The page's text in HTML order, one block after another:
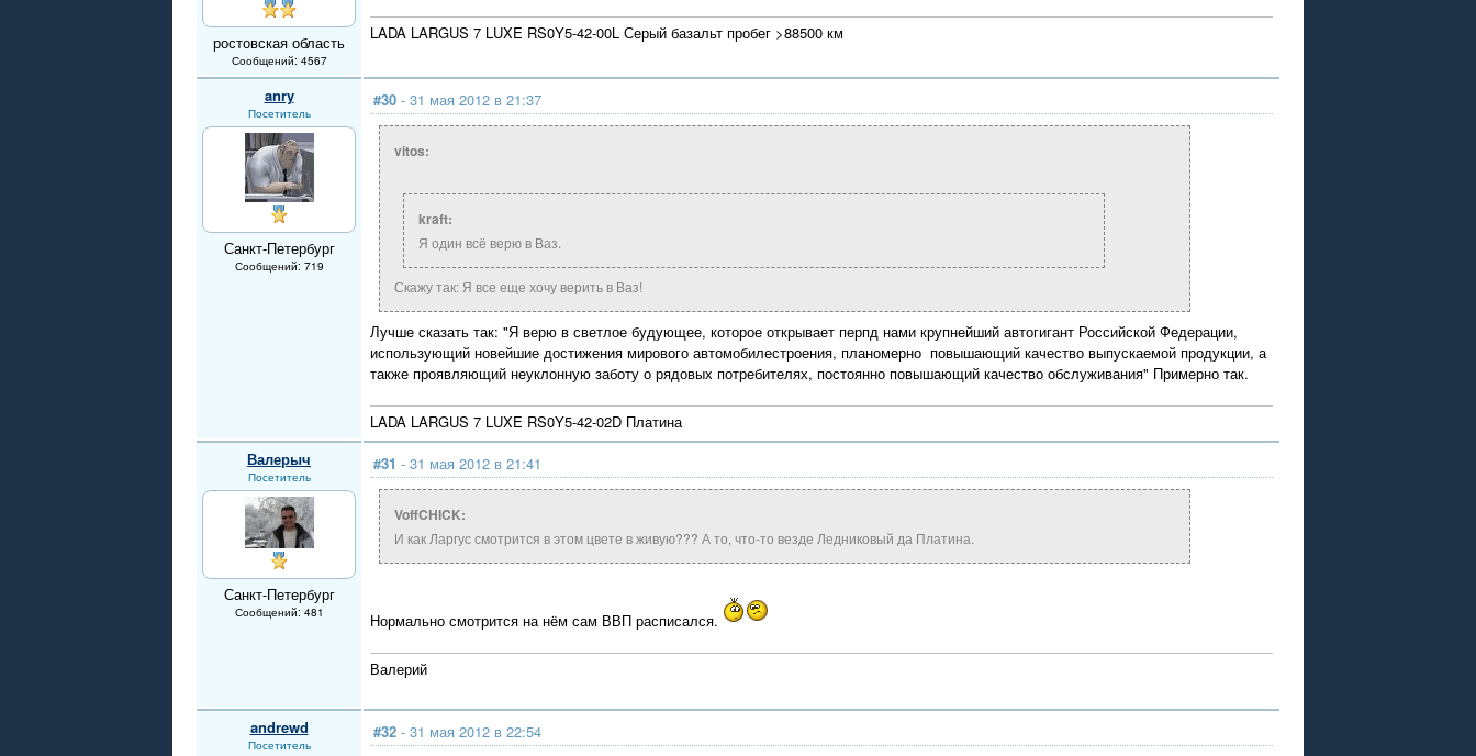
ростовская область
Сообщений: 4567
LADA LARGUS 7 LUXE RS0Y5-42-00L Серый базальт пробег >88500 км
anry
Посетитель
Санкт-Петербург
Сообщений: 719
#30 - 31 мая 2012 в 21:37
vitos:
kraft:
Я один всё верю в Ваз.
Скажу так: Я все еще хочу верить в Ваз!
Лучше сказать так: "Я верю в светлое будующее, которое открывает перпд нами крупнейший автогигант Российской Федерации,
использующий новейшие достижения мирового автомобилестроения, планомерно повышающий качество выпускаемой продукции, а
также проявляющий неуклонную заботу о рядовых потребителях, постоянно повышающий качество обслуживания" Примерно так.
LADA LARGUS 7 LUXE RS0Y5-42-02D Платина
Валерыч
Посетитель
Санкт-Петербург
Сообщений: 481
#31 - 31 мая 2012 в 21:41
VoffCHICK:
И как Ларгус смотрится в этом цвете в живую??? А то, что-то везде Ледниковый да Платина.
Нормально смотрится на нём сам ВВП расписался.
Валерий
andrewd
Посетитель
#32 - 31 мая 2012 в 22:54